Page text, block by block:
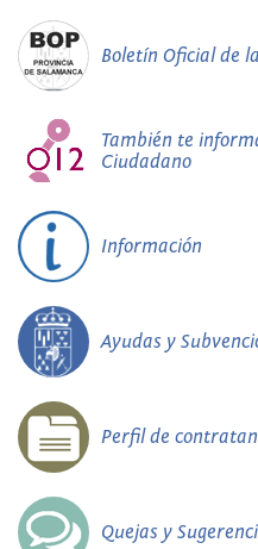
Boletín Oficial de
También te
Ciudadano
Información
Ayudas y
Perfil de
Quejas y